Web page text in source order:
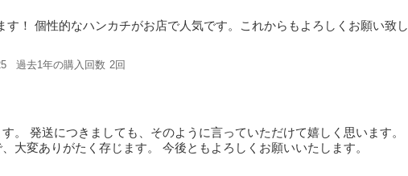
す！ 個性的なハンカチがお店で人気です。これからもよろしくお願い致し
過去1年の購入回数 2回
。 発送につきましても、そのように言っていただけて嬉しく思います。
大変ありがたく存じます。 今後ともよろしくお願いいたします。